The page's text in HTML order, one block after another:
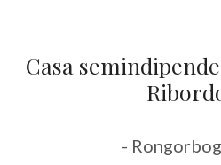
Casa
-